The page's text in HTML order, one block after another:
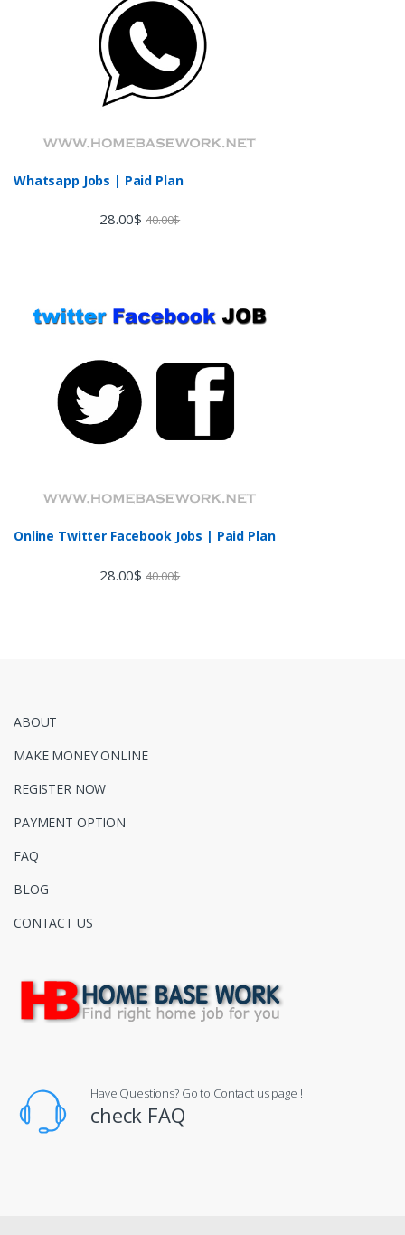
Whatsapp Jobs | Paid Plan
28.00$ 40.00$
Online Twitter Facebook Jobs | Paid Plan
28.00$ 40.00$
ABOUT
MAKE MONEY ONLINE
REGISTER NOW
PAYMENT OPTION
FAQ
BLOG
CONTACT US
Have Questions? Go to Contact us page !
check FAQ